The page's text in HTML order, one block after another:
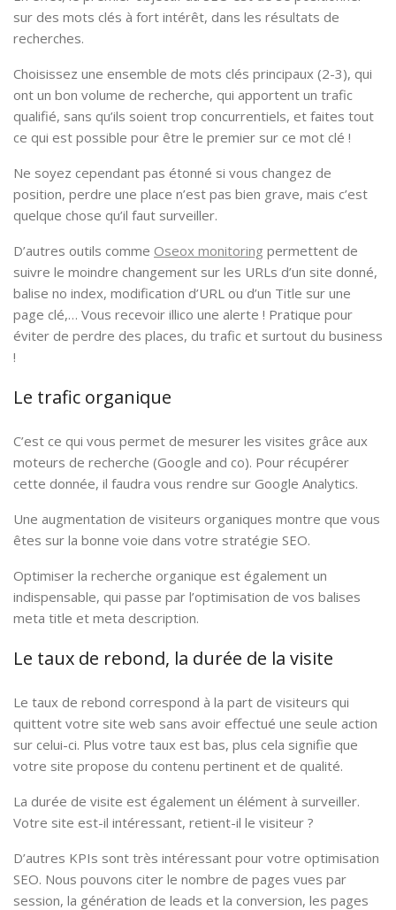
sur des mots clés à fort intérêt, dans les résultats de
recherches.
Choisissez une ensemble de mots clés principaux (2-3), qui
ont un bon volume de recherche, qui apportent un trafic
qualifié, sans qu’ils soient trop concurrentiels, et faites tout
ce qui est possible pour être le premier sur ce mot clé !
Ne soyez cependant pas étonné si vous changez de
position, perdre une place n’est pas bien grave, mais c’est
quelque chose qu’il faut surveiller.
D’autres outils comme Oseox monitoring permettent de
suivre le moindre changement sur les URLs d’un site donné,
balise no index, modification d’URL ou d’un Title sur une
page clé,… Vous recevoir illico une alerte ! Pratique pour
éviter de perdre des places, du trafic et surtout du business
!
Le trafic organique
C’est ce qui vous permet de mesurer les visites grâce aux
moteurs de recherche (Google and co). Pour récupérer
cette donnée, il faudra vous rendre sur Google Analytics.
Une augmentation de visiteurs organiques montre que vous
êtes sur la bonne voie dans votre stratégie SEO.
Optimiser la recherche organique est également un
indispensable, qui passe par l’optimisation de vos balises
meta title et meta description.
Le taux de rebond, la durée de la visite
Le taux de rebond correspond à la part de visiteurs qui
quittent votre site web sans avoir effectué une seule action
sur celui-ci. Plus votre taux est bas, plus cela signifie que
votre site propose du contenu pertinent et de qualité.
La durée de visite est également un élément à surveiller.
Votre site est-il intéressant, retient-il le visiteur ?
D’autres KPIs sont très intéressant pour votre optimisation
SEO. Nous pouvons citer le nombre de pages vues par
session, la génération de leads et la conversion, les pages